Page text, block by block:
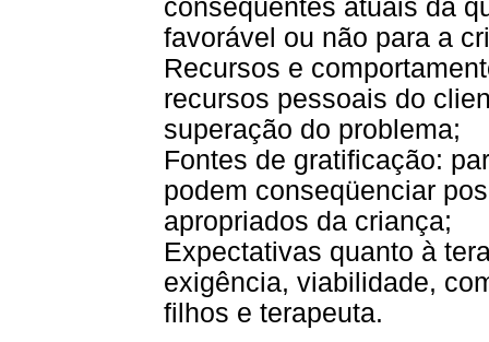
conseqüentes atuais da
favorável ou não para a
Recursos e
recursos pessoais do
superação do problema;
Fontes de gratificação:
podem conseqüenciar
apropriados da criança;
Expectativas quanto à
exigência, viabilidade,
filhos e terapeuta.